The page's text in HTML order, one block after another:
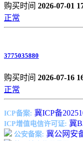
购买时间 2026-07-01
正常
3775035880
购买时间 2026-07-16
正常
ICP备案: 冀ICP备
ICP增值电信许可证: 冀
公安备案: 冀公网安